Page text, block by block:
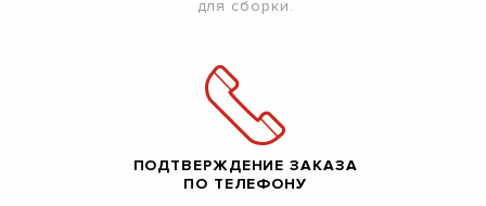
для сборки.
ПОДТВЕРЖДЕНИЕ ЗАКАЗА
ПО ТЕЛЕФОНУ